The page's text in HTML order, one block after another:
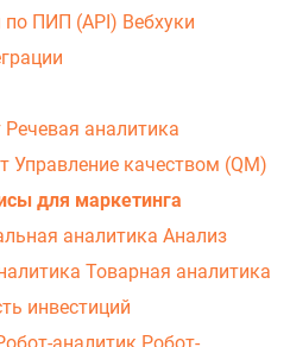
по ПИП (API) Вебхуки
Речевая аналитика
Управление качеством (QM)
для маркетинга
аналитика Анализ
Товарная аналитика
инвестиций